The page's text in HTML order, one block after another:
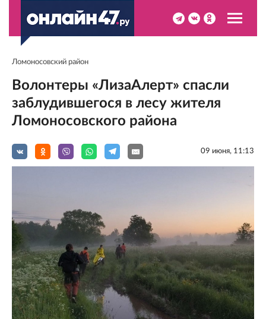
Ломоносовский район
Волонтеры «ЛизаАлерт» спасли
заблудившегося в лесу жителя
Ломоносовского района
09 июня, 11:13